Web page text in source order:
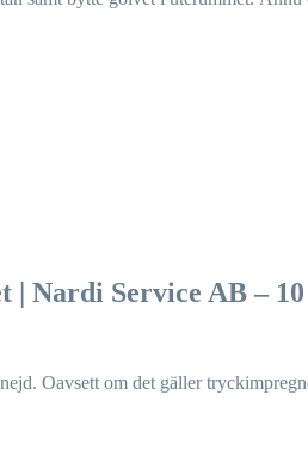
| Nardi Service AB –
Oavsett om det gäller